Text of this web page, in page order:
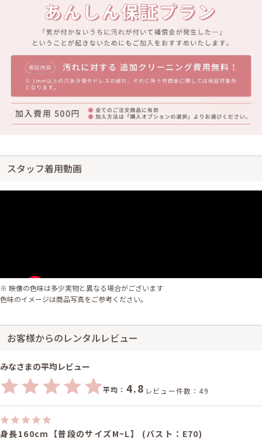
スタッフ着用動画
※ 映像の色味は多少実物と異なる場合がございます
色味のイメージは商品写真をご参考ください。
お客様からのレンタルレビュー
みなさまの平均レビュー
平均： 4.8 レビュー件数：49
身長160cm【普段のサイズM~L】 (バスト：E70)